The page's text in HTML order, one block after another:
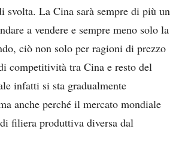
svolta. La Cina sarà sempre di più un
a vendere e sempre meno solo la
ciò non solo per ragioni di prezzo
competitività tra Cina e resto del
infatti si sta gradualmente
anche perché il mercato mondiale
filiera produttiva diversa dal